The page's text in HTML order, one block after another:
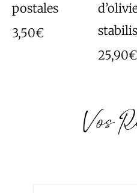
postales
3,50€
25,90€
Vos